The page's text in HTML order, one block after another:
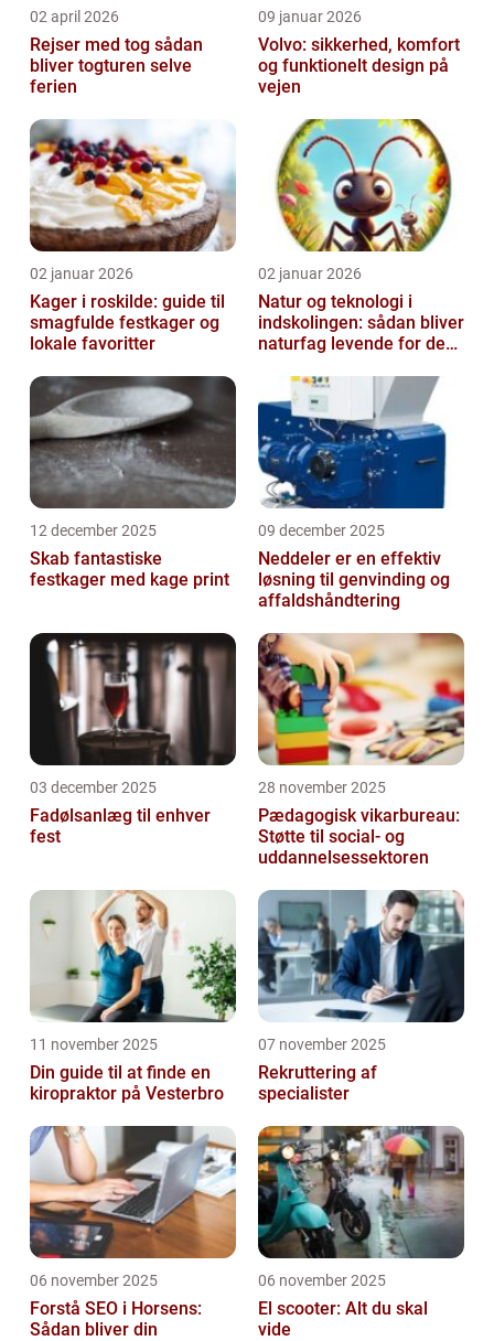
02 april 2026
Rejser med tog sådan
bliver togturen selve
ferien
09 januar 2026
Volvo: sikkerhed, komfort
og funktionelt design på
vejen
02 januar 2026
Kager i roskilde: guide til
smagfulde festkager og
lokale favoritter
02 januar 2026
Natur og teknologi i
indskolingen: sådan bliver
naturfag levende for de
12 december 2025
Skab fantastiske
festkager med kage print
09 december 2025
Neddeler er en effektiv
løsning til genvinding og
affaldshåndtering
03 december 2025
Fadølsanlæg til enhver
fest
28 november 2025
Pædagogisk vikarbureau:
Støtte til social- og
uddannelsessektoren
11 november 2025
Din guide til at finde en
kiropraktor på Vesterbro
07 november 2025
Rekruttering af
specialister
06 november 2025
Forstå SEO i Horsens:
Sådan bliver din
06 november 2025
El scooter: Alt du skal
vide